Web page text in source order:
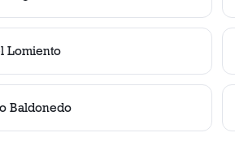
Lomiento
Baldonedo